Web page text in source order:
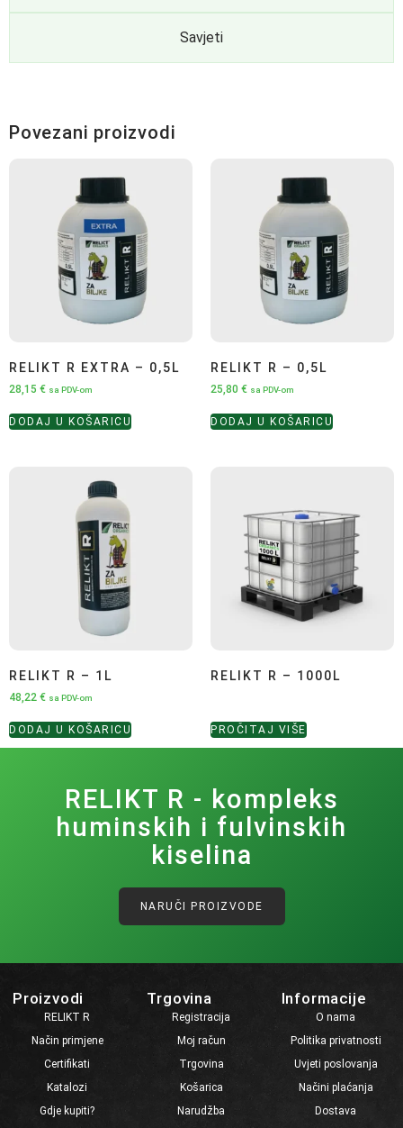
Savjeti
Povezani proizvodi
RELIKT R EXTRA – 0,5L
28,15 € sa PDV-om
DODAJ U KOŠARICU
RELIKT R – 0,5L
25,80 € sa PDV-om
DODAJ U KOŠARICU
RELIKT R – 1L
48,22 € sa PDV-om
DODAJ U KOŠARICU
RELIKT R – 1000L
PROČITAJ VIŠE
RELIKT R - kompleks
huminskih i fulvinskih
kiselina
NARUČI PROIZVODE
Proizvodi
RELIKT R
Način primjene
Certifikati
Katalozi
Gdje kupiti?
Trgovina
Registracija
Moj račun
Trgovina
Košarica
Narudžba
Informacije
O nama
Politika privatnosti
Uvjeti poslovanja
Načini plaćanja
Dostava